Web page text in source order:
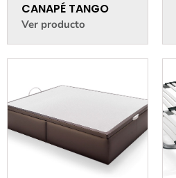
CANAPÉ TANGO
Ver producto